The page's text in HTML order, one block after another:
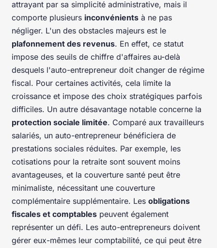
attrayant par sa simplicité administrative, mais il
comporte plusieurs inconvénients à ne pas
négliger. L'un des obstacles majeurs est le
plafonnement des revenus. En effet, ce statut
impose des seuils de chiffre d'affaires au-delà
desquels l'auto-entrepreneur doit changer de régime
fiscal. Pour certaines activités, cela limite la
croissance et impose des choix stratégiques parfois
difficiles. Un autre désavantage notable concerne la
protection sociale limitée. Comparé aux travailleurs
salariés, un auto-entrepreneur bénéficiera de
prestations sociales réduites. Par exemple, les
cotisations pour la retraite sont souvent moins
avantageuses, et la couverture santé peut être
minimaliste, nécessitant une couverture
complémentaire supplémentaire. Les obligations
fiscales et comptables peuvent également
représenter un défi. Les auto-entrepreneurs doivent
gérer eux-mêmes leur comptabilité, ce qui peut être